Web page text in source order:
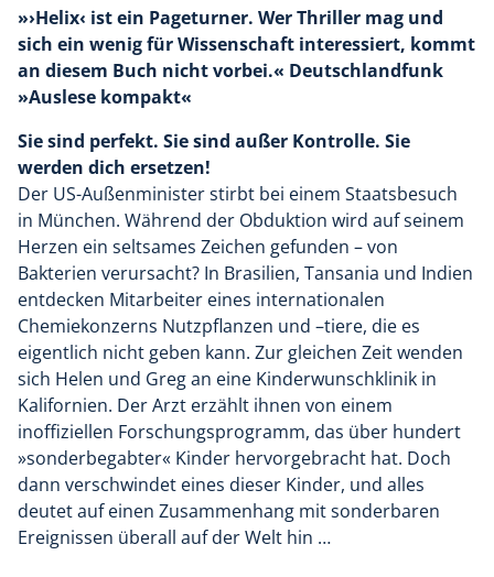
»›Helix‹ ist ein Pageturner. Wer Thriller mag und
sich ein wenig für Wissenschaft interessiert, kommt
an diesem Buch nicht vorbei.« Deutschlandfunk
»Auslese kompakt«
Sie sind perfekt. Sie sind außer Kontrolle. Sie
werden dich ersetzen!
Der US-Außenminister stirbt bei einem Staatsbesuch
in München. Während der Obduktion wird auf seinem
Herzen ein seltsames Zeichen gefunden – von
Bakterien verursacht? In Brasilien, Tansania und Indien
entdecken Mitarbeiter eines internationalen
Chemiekonzerns Nutzpflanzen und –tiere, die es
eigentlich nicht geben kann. Zur gleichen Zeit wenden
sich Helen und Greg an eine Kinderwunschklinik in
Kalifornien. Der Arzt erzählt ihnen von einem
inoffiziellen Forschungsprogramm, das über hundert
»sonderbegabter« Kinder hervorgebracht hat. Doch
dann verschwindet eines dieser Kinder, und alles
deutet auf einen Zusammenhang mit sonderbaren
Ereignissen überall auf der Welt hin …